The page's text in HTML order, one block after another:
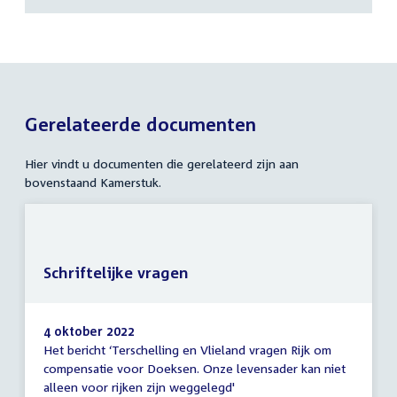
Gerelateerde documenten
Hier vindt u documenten die gerelateerd zijn aan
bovenstaand Kamerstuk.
Schriftelijke
vragen
4 oktober 2022
Het bericht ‘Terschelling en Vlieland vragen Rijk om
compensatie voor Doeksen. Onze levensader kan niet
alleen voor rijken zijn weggelegd'
Schriftelijke vragen